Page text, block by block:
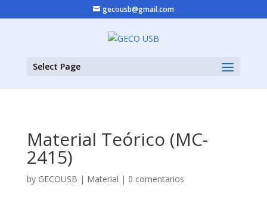
gecousb@gmail.com
Select Page
Material Teórico (MC-
2415)
by GECOUSB | Material | 0 comentarios